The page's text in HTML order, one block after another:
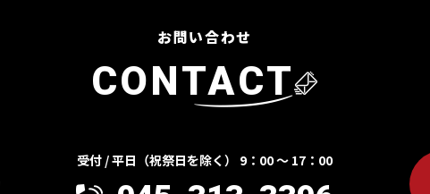
お問い合わせ
CONTACT
受付 / 平日（祝祭日を除く） 9：00 ～ 17：00